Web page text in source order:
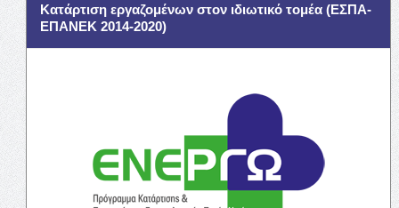
Κατάρτιση εργαζομένων στον ιδιωτικό τομέα (ΕΣΠΑ-
ΕΠΑΝΕΚ 2014-2020)